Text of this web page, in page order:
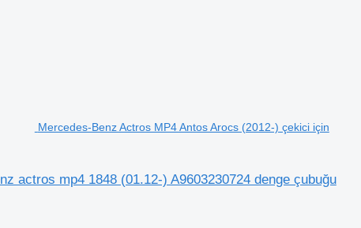
Mercedes-Benz Actros MP4 Antos Arocs (2012-) çekici için
actros mp4 1848 (01.12-) A9603230724 denge çubuğu